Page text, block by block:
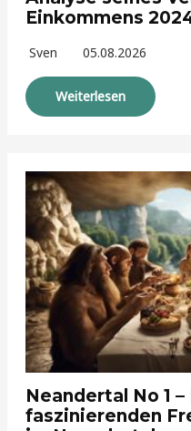
Einkommens
Sven 05.08.2026
Weiterlesen
Neandertal No 1
faszinierenden